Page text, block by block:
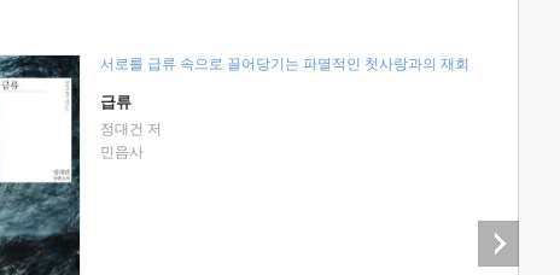
서로를 급류 속으로 끌어당기는 파멸적인 첫사랑과의 재회
급류
정대건 저
민음사